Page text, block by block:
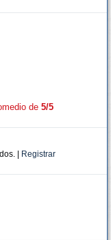
de 5/5
| Registrar